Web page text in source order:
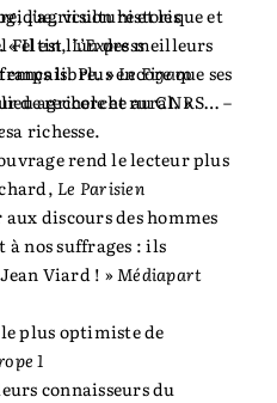
l’agriculture et les
Il est l’un des meilleurs
Plus encore que ses
de recherche au CNRS… –
richesse.
vision historique et
Feltin,L’Express
libre. »Le Figaro
agricole et rural. »
rend le lecteur plus
Le Parisien
aux discours des hommes
nos suffrages : ils
Viard ! » Médiapart
plus optimiste de
1
connaisseurs du